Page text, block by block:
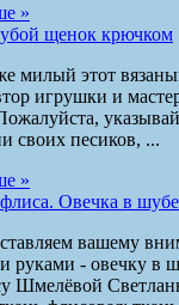
»
щенок крючком
милый этот
игрушки и
своих песиков, ...
»
Овечка в
вашему
руками - овечку в
Шмелёвой